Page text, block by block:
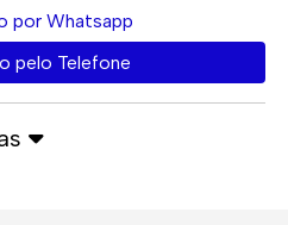
por Whatsapp
pelo Telefone